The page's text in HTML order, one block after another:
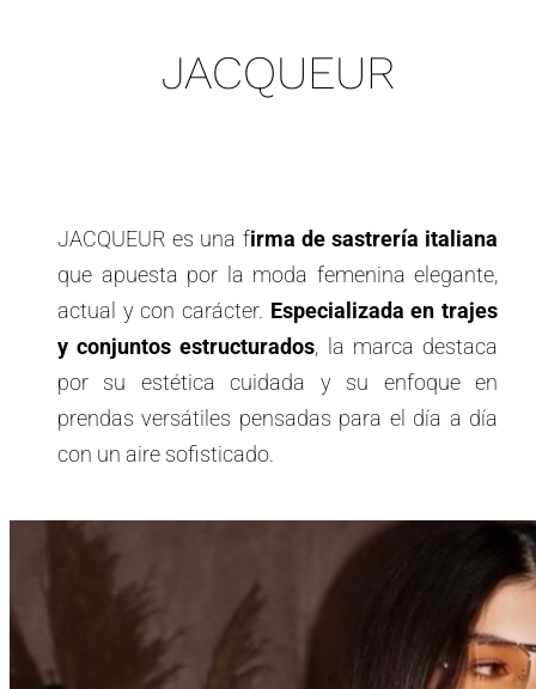
JACQUEUR
JACQUEUR es una firma de sastrería italiana
que apuesta por la moda femenina elegante,
actual y con carácter. Especializada en trajes
y conjuntos estructurados, la marca destaca
por su estética cuidada y su enfoque en
prendas versátiles pensadas para el día a día
con un aire sofisticado.